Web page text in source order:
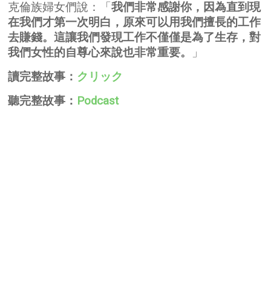
的
時
尚
織
布
-
韓
國
設
克倫族婦女們說：「我們非常感謝你，因為直到現
在我們才第一次明白，原來可以用我們擅長的工作
去賺錢。這讓我們發現工作不僅僅是為了生存，對
我們女性的自尊心來說也非常重要。
」
讀完整故事： クリック
聽完整故事： Podcast